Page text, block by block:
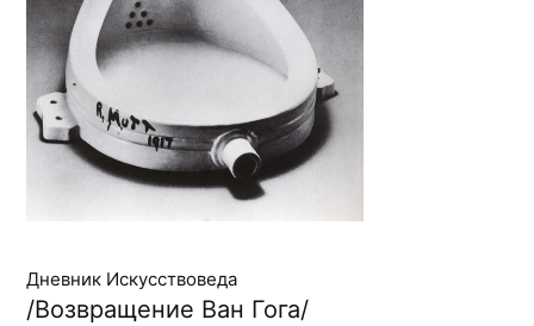
Дневник Искусствоведа
/Возвращение Ван Гога/